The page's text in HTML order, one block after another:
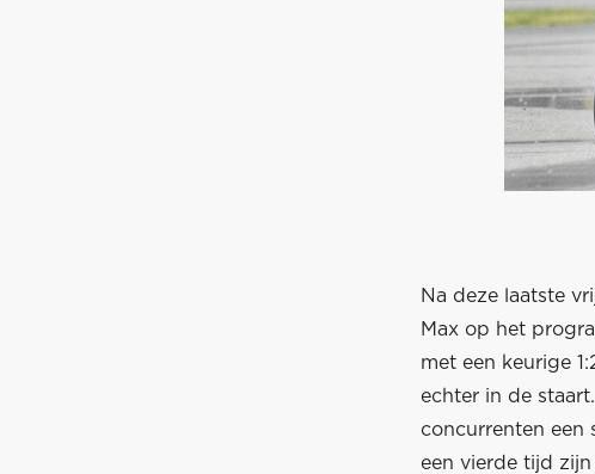
Na deze laatste
Max op het
met een keurige
echter in de
concurrenten een
een vierde tijd